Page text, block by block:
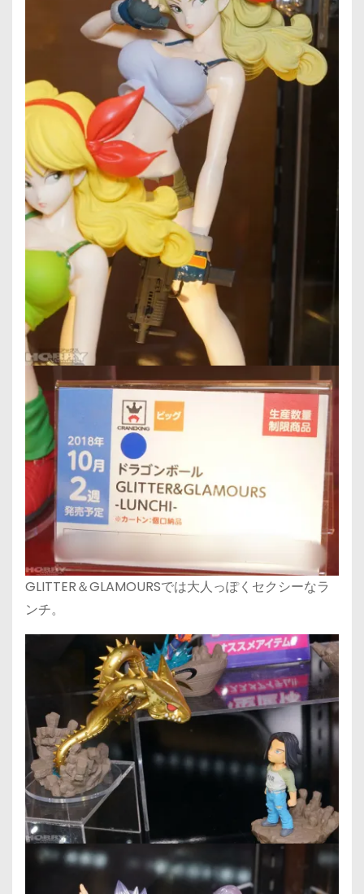
GLITTER＆GLAMOURSでは大人っぽくセクシーなラ
ンチ。